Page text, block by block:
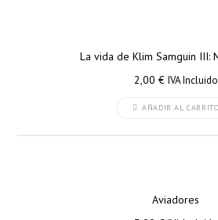
La vida de Klim Samguin III:
2,00 € IVA Incluido
AÑADIR AL CARRITO
Aviadores